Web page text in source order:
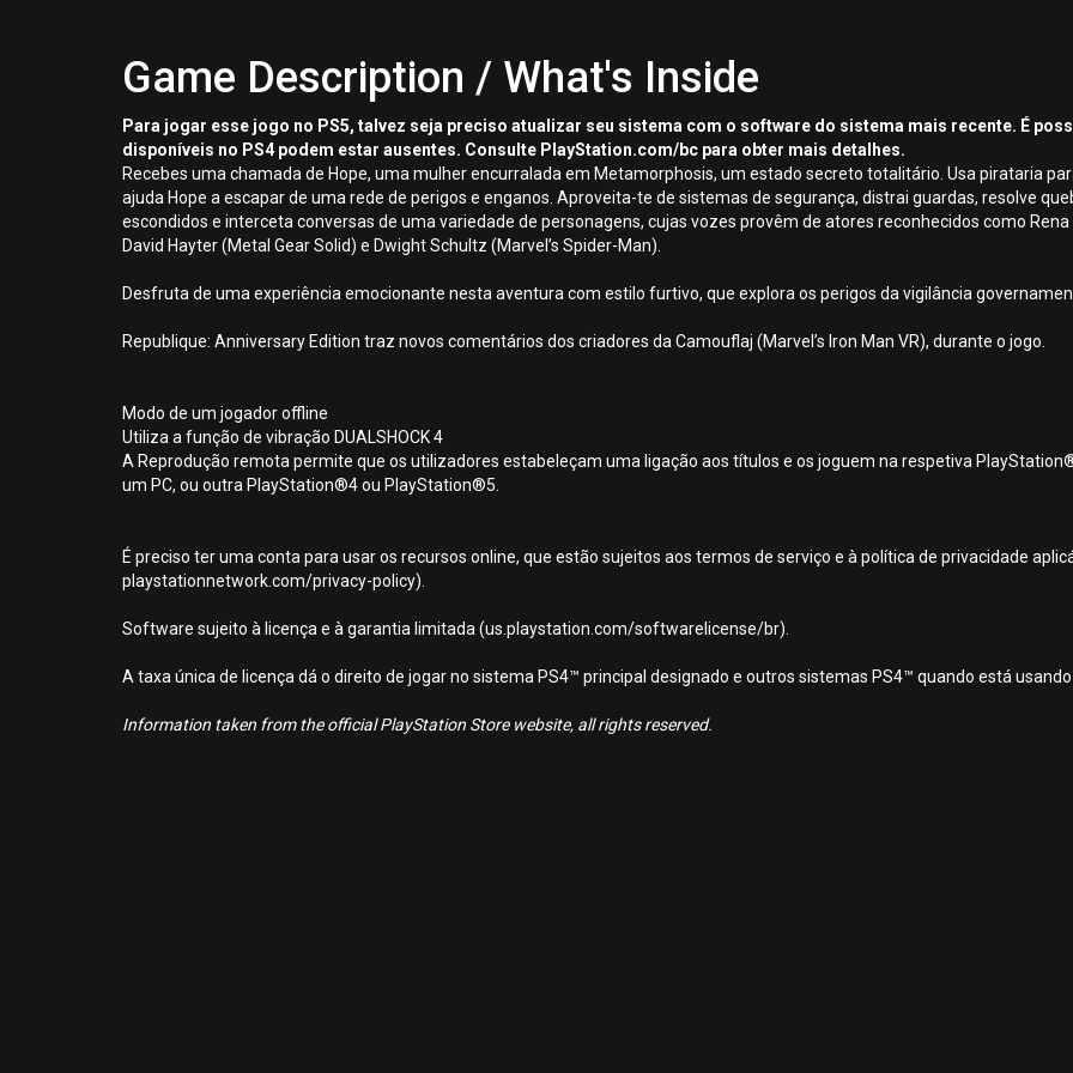
Game Description / What's Inside
Para jogar esse jogo no PS5, talvez seja preciso atualizar seu sistema com o software do sistema mais recente. É
disponíveis no PS4 podem estar ausentes. Consulte PlayStation.com/bc para obter mais detalhes.
Recebes uma chamada de Hope, uma mulher encurralada em Metamorphosis, um estado secreto totalitário. Usa pirataria
ajuda Hope a escapar de uma rede de perigos e enganos. Aproveita-te de sistemas de segurança, distrai guardas, resolve
escondidos e interceta conversas de uma variedade de personagens, cujas vozes provêm de atores reconhecidos como
David Hayter (Metal Gear Solid) e Dwight Schultz (Marvel’s Spider-Man).
Desfruta de uma experiência emocionante nesta aventura com estilo furtivo, que explora os perigos da vigilância
Republique: Anniversary Edition traz novos comentários dos criadores da Camouflaj (Marvel’s Iron Man VR), durante o jogo.
Modo de um jogador offline
Utiliza a função de vibração DUALSHOCK 4
A Reprodução remota permite que os utilizadores estabeleçam uma ligação aos títulos e os joguem na respetiva
um PC, ou outra PlayStation®4 ou PlayStation®5.
É preciso ter uma conta para usar os recursos online, que estão sujeitos aos termos de serviço e à política de privacidade
playstationnetwork.com/privacy-policy).
Software sujeito à licença e à garantia limitada (us.playstation.com/softwarelicense/br).
A taxa única de licença dá o direito de jogar no sistema PS4™ principal designado e outros sistemas PS4™ quando está
Information taken from the official PlayStation Store website, all rights reserved.